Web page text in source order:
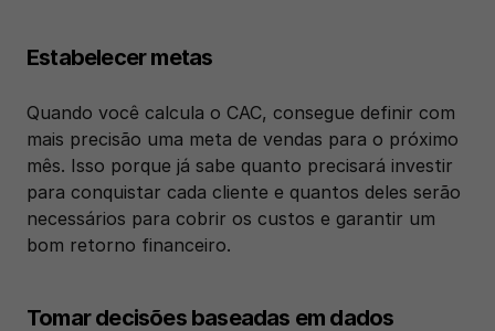
Estabelecer metas
Quando você calcula o CAC, consegue definir com
mais precisão uma meta de vendas para o próximo
mês. Isso porque já sabe quanto precisará investir
para conquistar cada cliente e quantos deles serão
necessários para cobrir os custos e garantir um
bom retorno financeiro.
Tomar decisões baseadas em dados